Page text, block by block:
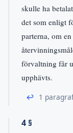
skulle ha
det som enligt
parterna, om
förvaltning får
upphävts.
↩ 1
4 §